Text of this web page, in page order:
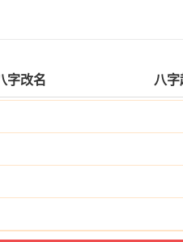
字改名 八字